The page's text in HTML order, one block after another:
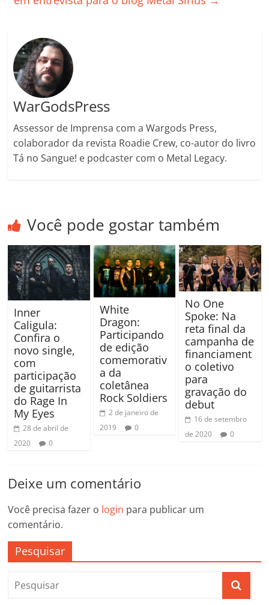
k ss ar
WarGodsPress
Assessor de Imprensa com a Wargods Press,
colaborador da revista Roadie Crew, co-autor do livro
Tá no Sangue! e podcaster com o Metal Legacy.
Você pode gostar também
Inner
Caligula:
Confira o
novo single,
com
participação
de guitarrista
do Rage In
My Eyes
28 de abril de
2020
0
White
Dragon:
Participando
de edição
comemorativ
a da
coletânea
Rock Soldiers
2 de janeiro de
2019
0
No One
Spoke: Na
reta final da
campanha de
financiament
o coletivo
para
gravação do
debut
16 de setembro
de 2020
0
Deixe um comentário
Você precisa fazer o login para publicar um
comentário.
Pesquisar